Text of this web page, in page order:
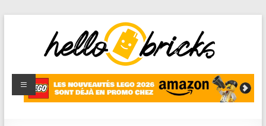
HelloBricks
Blog LEGO,
nouveaut�s